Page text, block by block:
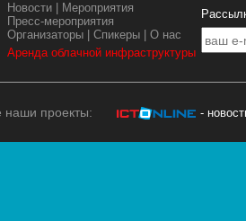
Новости
Мероприятия
Пресс-мероприятия
Организаторы |Спикеры |О нас
Аренда облачной инфраструктуры
наши проекты: -